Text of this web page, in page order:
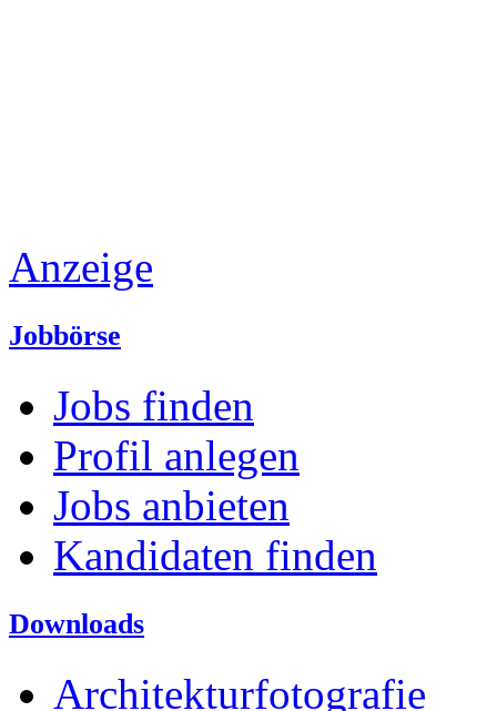
Anzeige
Jobbörse
Jobs finden
Profil anlegen
Jobs anbieten
Kandidaten finden
Downloads
Architekturfotografie